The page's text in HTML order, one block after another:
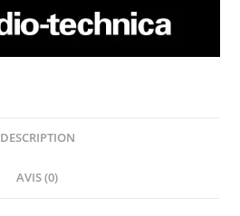
DESCRIPTION
AVIS (0)